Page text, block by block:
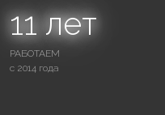
РАБОТАЕМ
с 2014 года
11 лет